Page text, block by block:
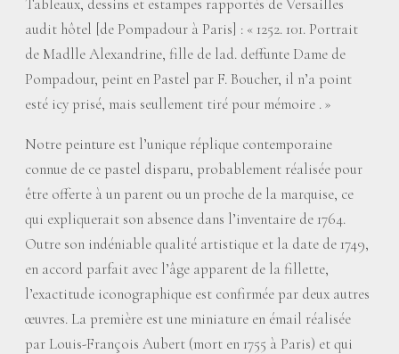
Tableaux, dessins et estampes rapportés de Versailles
audit hôtel [de Pompadour à Paris] : « 1252. 101. Portrait
de Madlle Alexandrine, fille de lad. deffunte Dame de
Pompadour, peint en Pastel par F. Boucher, il n’a point
esté icy prisé, mais seullement tiré pour mémoire .»
Notre peinture est l’unique réplique contemporaine
connue de ce pastel disparu, probablement réalisée pour
être offerte à un parent ou un proche de la marquise, ce
qui expliquerait son absence dans l’inventaire de 1764.
Outre son indéniable qualité artistique et la date de 1749,
en accord parfait avec l’âge apparent de la fillette,
l’exactitude iconographique est confirmée par deux autres
œuvres. La première est une miniature en émail réalisée
par Louis-François Aubert (mort en 1755 à Paris) et qui